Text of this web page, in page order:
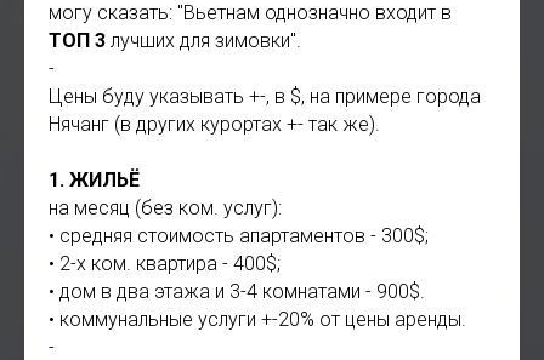
могу сказать: "Вьетнам однозначно входит в
ТОП 3 лучших для зимовки".
-
Цены буду указывать +-, в $, на примере города
Нячанг (в других курортах +- так же).
1. ЖИЛЬЁ
на месяц (без ком. услуг):
• средняя стоимость апартаментов - 300$;
• 2-х ком. квартира - 400$;
• дом в два этажа и 3-4 комнатами - 900$.
• коммунальные услуги +-20% от цены аренды.
-